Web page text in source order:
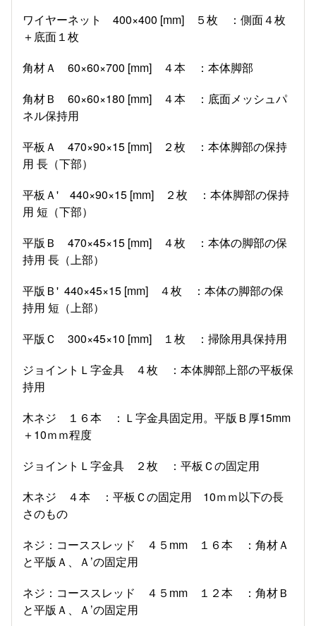
ワイヤーネット 400×400 [mm] ５枚 ：側面４枚
＋底面１枚
角材Ａ 60×60×700 [mm] ４本 ：本体脚部
角材Ｂ 60×60×180 [mm] ４本 ：底面メッシュパ
ネル保持用
平板Ａ 470×90×15 [mm] ２枚 ：本体脚部の保持
用 長（下部）
平板Ａ' 440×90×15 [mm] ２枚 ：本体脚部の保持
用 短（下部）
平版Ｂ 470×45×15 [mm] ４枚 ：本体の脚部の保
持用 長（上部）
平版Ｂ' 440×45×15 [mm] ４枚 ：本体の脚部の保
持用 短（上部）
平版Ｃ 300×45×10 [mm] １枚 ：掃除用具保持用
ジョイントＬ字金具 ４枚 ：本体脚部上部の平板保
持用
木ネジ １６本 ：Ｌ字金具固定用。平版Ｂ厚15mm
＋10ｍｍ程度
ジョイントＬ字金具 ２枚 ：平板Ｃの固定用
木ネジ ４本 ：平板Ｃの固定用 10ｍｍ以下の長
さのもの
ネジ：コーススレッド ４５mm １６本 ：角材Ａ
と平版Ａ、Ａ’の固定用
ネジ：コーススレッド ４５mm １２本 ：角材Ｂ
と平版Ａ、Ａ’の固定用